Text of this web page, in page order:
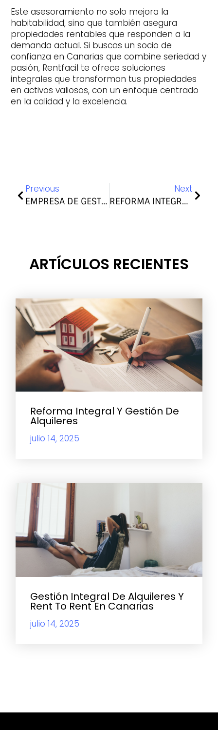
Este asesoramiento no solo mejora la
habitabilidad, sino que también asegura
propiedades rentables que responden a la
demanda actual. Si buscas un socio de
confianza en Canarias que combine seriedad y
pasión, Rentfacil te ofrece soluciones
integrales que transforman tus propiedades
en activos valiosos, con un enfoque centrado
en la calidad y la excelencia.
Previous
EMPRESA DE GESTIÓN DE ALQUILER: LA SOLUCIÓN IDEAL PARA PROPIETARIOS
Next
REFORMA INTEGRAL Y GESTIÓN DE ALQUILERES
ARTÍCULOS RECIENTES
Reforma Integral Y Gestión De
Alquileres
julio 14, 2025
Gestión Integral De Alquileres Y
Rent To Rent En Canarias
julio 14, 2025